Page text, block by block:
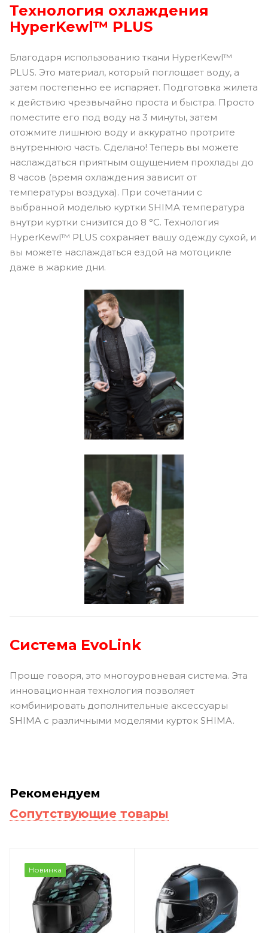
Технология охлаждения
HyperKewl™ PLUS
Благодаря использованию ткани HyperKewl™
PLUS. Это материал, который поглощает воду, а
затем постепенно ее испаряет. Подготовка жилета
к действию чрезвычайно проста и быстра. Просто
поместите его под воду на 3 минуты, затем
отожмите лишнюю воду и аккуратно протрите
внутреннюю часть. Сделано! Теперь вы можете
наслаждаться приятным ощущением прохлады до
8 часов (время охлаждения зависит от
температуры воздуха). При сочетании с
выбранной моделью куртки SHIMA температура
внутри куртки снизится до 8 °C. Технология
HyperKewl™ PLUS сохраняет вашу одежду сухой, и
вы можете наслаждаться ездой на мотоцикле
даже в жаркие дни.
Система EvoLink
Проще говоря, это многоуровневая система. Эта
инновационная технология позволяет
комбинировать дополнительные аксессуары
SHIMA с различными моделями курток SHIMA.
Рекомендуем
Сопутствующие товары
Новинка